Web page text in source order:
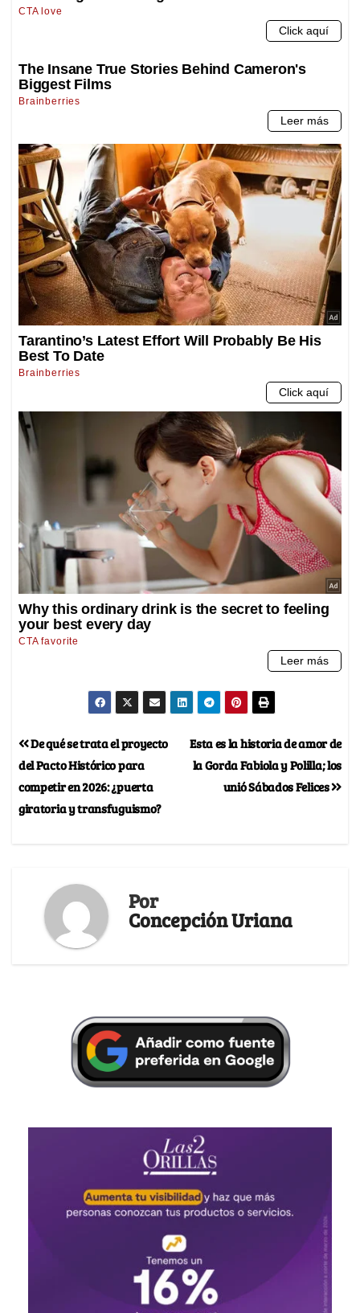
Esta es la historia de amor de
la Gorda Fabiola y Polilla; los
unió Sábados Felices
De qué se trata el proyecto
del Pacto Histórico para
competir en 2026: ¿puerta
giratoria y transfuguismo?
Por
Concepción Uriana